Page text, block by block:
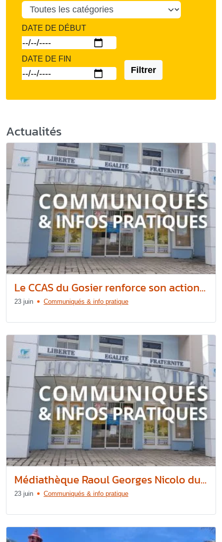
DATE DE DÉBUT
DATE DE FIN
Filtrer
Actualités
Le CCAS du Gosier renforce son action...
23 juin Communiqués & info pratique
Médiathèque Raoul Georges Nicolo du...
23 juin Communiqués & info pratique